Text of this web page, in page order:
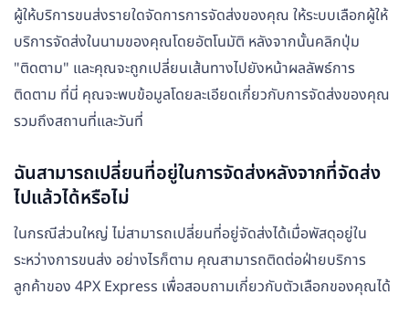
ผู้ให้บริการขนส่งรายใดจัดการการจัดส่งของคุณ ให้ระบบเลือกผู้ให้
บริการจัดส่งในนามของคุณโดยอัตโนมัติ หลังจากนั้นคลิกปุ่ม
"ติดตาม" และคุณจะถูกเปลี่ยนเส้นทางไปยังหน้าผลลัพธ์การ
ติดตาม ที่นี่ คุณจะพบข้อมูลโดยละเอียดเกี่ยวกับการจัดส่งของคุณ
รวมถึงสถานที่และวันที่
ฉันสามารถเปลี่ยนที่อยู่ในการจัดส่งหลังจากที่จัดส่ง
ไปแล้วได้หรือไม่
ในกรณีส่วนใหญ่ ไม่สามารถเปลี่ยนที่อยู่จัดส่งได้เมื่อพัสดุอยู่ใน
ระหว่างการขนส่ง อย่างไรก็ตาม คุณสามารถติดต่อฝ่ายบริการ
ลูกค้าของ 4PX Express เพื่อสอบถามเกี่ยวกับตัวเลือกของคุณได้